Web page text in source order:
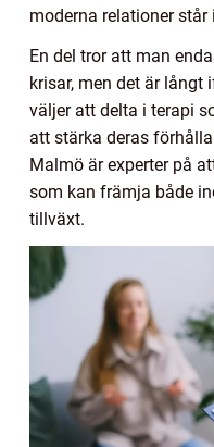
moderna relationer står
En del tror att man
krisar, men det är långt
väljer att delta i terapi
att stärka deras
Malmö är experter på
som kan främja både
tillväxt.